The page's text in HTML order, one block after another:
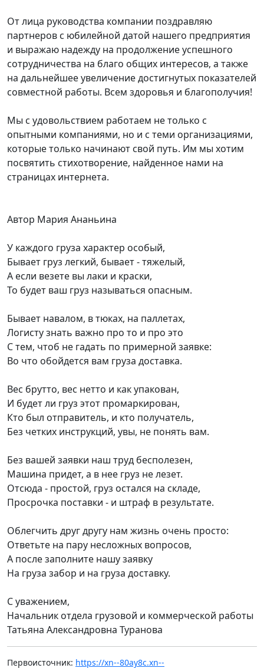
От лица руководства компании поздравляю
партнеров с юбилейной датой нашего предприятия
и выражаю надежду на продолжение успешного
сотрудничества на благо общих интересов, а также
на дальнейшее увеличение достигнутых показателей
совместной работы. Всем здоровья и благополучия!
Мы с удовольствием работаем не только с
опытными компаниями, но и с теми организациями,
которые только начинают свой путь. Им мы хотим
посвятить стихотворение, найденное нами на
страницах интернета.
Автор Мария Ананьина
У каждого груза характер особый,
Бывает груз легкий, бывает - тяжелый,
А если везете вы лаки и краски,
То будет ваш груз называться опасным.
Бывает навалом, в тюках, на паллетах,
Логисту знать важно про то и про это
С тем, чтоб не гадать по примерной заявке:
Во что обойдется вам груза доставка.
Вес брутто, вес нетто и как упакован,
И будет ли груз этот промаркирован,
Кто был отправитель, и кто получатель,
Без четких инструкций, увы, не понять вам.
Без вашей заявки наш труд бесполезен,
Машина придет, а в нее груз не лезет.
Отсюда - простой, груз остался на складе,
Просрочка поставки - и штраф в результате.
Облегчить друг другу нам жизнь очень просто:
Ответьте на пару несложных вопросов,
А после заполните нашу заявку
На груза забор и на груза доставку.
С уважением,
Начальник отдела грузовой и коммерческой работы
Татьяна Александровна Туранова
Первоисточник: https://xn--80ay8c.xn--